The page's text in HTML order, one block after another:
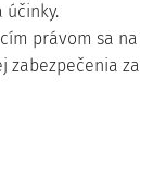
účinky.
právom sa na
zabezpečenia za